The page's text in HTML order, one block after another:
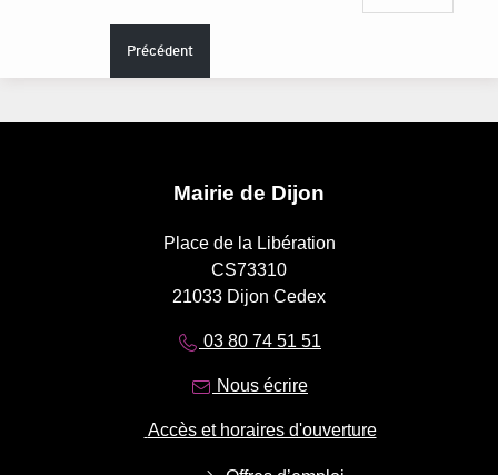
Précédent
Mairie de Dijon
Place de la Libération
CS73310
21033 Dijon Cedex
03 80 74 51 51
Nous écrire
Accès et horaires d'ouverture